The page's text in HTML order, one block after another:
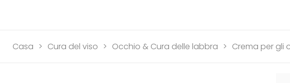
Casa > Cura del viso > Occhio & Cura delle labbra > Crema per gli